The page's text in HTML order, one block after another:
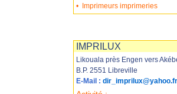
•
Imprimeurs imprimeries
IMPRILUX
Likouala près Engen vers
B.P. 2551 Libreville
E-Mail : dir_imprilux@yahoo.fr